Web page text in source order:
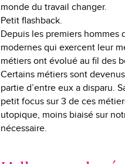
monde du travail changer.
Petit flashback.
Depuis les premiers hommes
modernes qui exercent leur
métiers ont évolué au fil des
Certains métiers sont
partie d’entre eux a disparu.
petit focus sur 3 de ces
utopique, moins biaisé sur
nécessaire.